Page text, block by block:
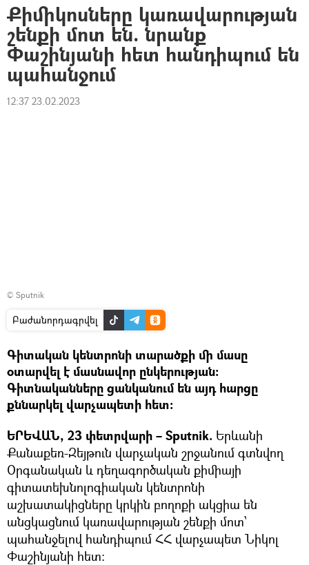
Քիմիկոսները կառավարության
շենքի մոտ են. նրանք
Փաշինյանի հետ հանդիպում են
պահանջում
12:37 23.02.2023
© Sputnik
Բաժանորդագրվել
Գիտական կենտրոնի տարածքի մի մասը
օտարվել է մասնավոր ընկերության։
Գիտնականները ցանկանում են այդ հարցը
քննարկել վարչապետի հետ։
ԵՐԵՎԱՆ, 23 փետրվարի – Sputnik. Երևանի
Քանաքեռ-Զեյթուն վարչական շրջանում գտնվող
Օրգանական և դեղագործական քիմիայի
գիտատեխնոլոգիական կենտրոնի
աշխատակիցները կրկին բողոքի ակցիա են
անցկացնում կառավարության շենքի մոտ՝
պահանջելով հանդիպում ՀՀ վարչապետ Նիկոլ
Փաշինյանի հետ։